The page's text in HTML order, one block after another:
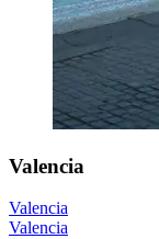
Valencia
Valencia
Valencia